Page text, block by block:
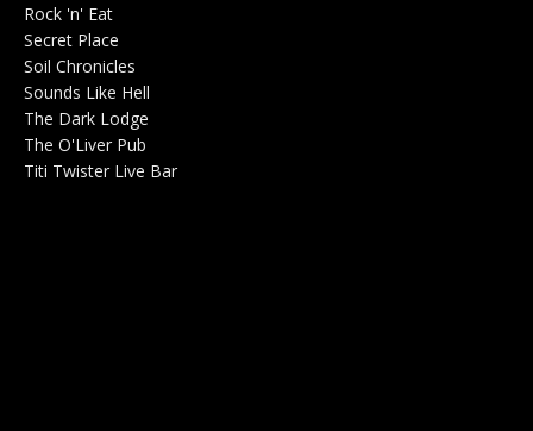
Rock 'n' Eat
Secret Place
Soil Chronicles
Sounds Like Hell
The Dark Lodge
The O'Liver Pub
Titi Twister Live Bar